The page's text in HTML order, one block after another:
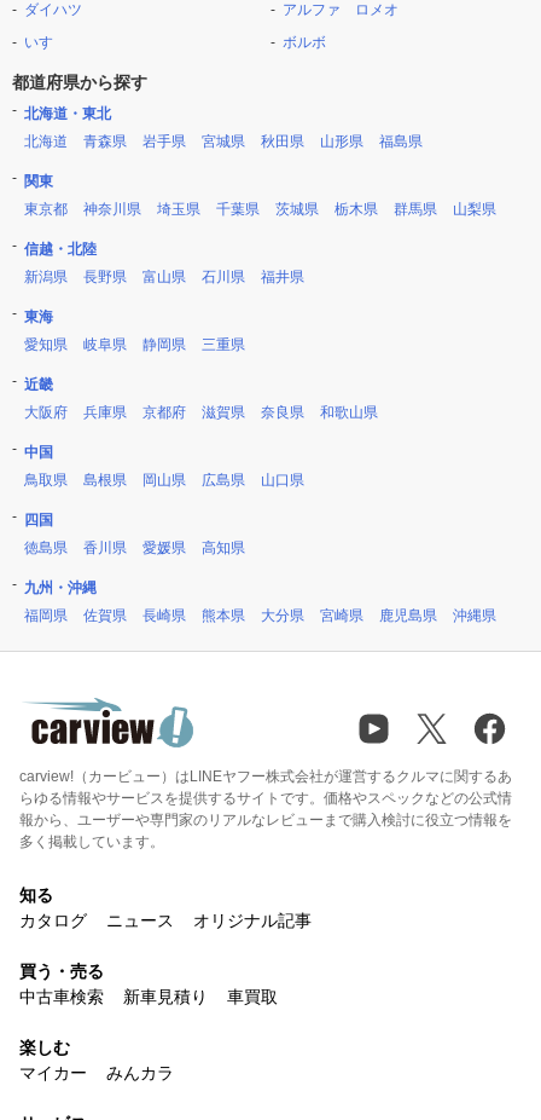
ダイハツ
いすゞ
アルファ ロメオ
ボルボ
都道府県から探す
北海道・東北
北海道
青森県 岩手県 宮城県 秋田県 山形県 福島県
関東
東京都
神奈川県 埼玉県 千葉県 茨城県 栃木県 群馬県 山梨県
信越・北陸
新潟県
長野県 富山県 石川県 福井県
東海
愛知県
岐阜県 静岡県 三重県
近畿
大阪府
兵庫県 京都府 滋賀県 奈良県 和歌山県
中国
鳥取県
島根県 岡山県 広島県 山口県
四国
徳島県
香川県 愛媛県 高知県
九州・沖縄
福岡県
佐賀県 長崎県 熊本県 大分県 宮崎県 鹿児島県 沖縄県
carview!（カービュー）はLINEヤフー株式会社が運営するクルマに関するあ
らゆる情報やサービスを提供するサイトです。価格やスペックなどの公式情
報から、ユーザーや専門家のリアルなレビューまで購入検討に役立つ情報を
多く掲載しています。
知る
カタログ
ニュース オリジナル記事
買う・売る
中古車検索
新車見積り 車買取
楽しむ
マイカー
みんカラ